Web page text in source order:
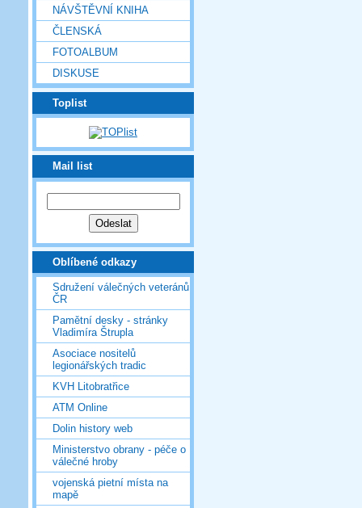
NÁVŠTĚVNÍ KNIHA
ČLENSKÁ
FOTOALBUM
DISKUSE
Toplist
Mail list
Oblíbené odkazy
Sdružení válečných veteránů
ČR
Pamětní desky - stránky
Vladimíra Štrupla
Asociace nositelů
legionářských tradic
KVH Litobratřice
ATM Online
Dolin history web
Ministerstvo obrany - péče o
válečné hroby
vojenská pietní místa na
mapě